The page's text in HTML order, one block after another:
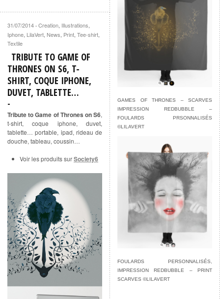
GAMES OF THRONES – SCARVES
IMPRESSION REDBUBBLE –
FOULARDS PRSONNALISÉS
©LILAVERT
FOULARDS PERSONNALISÉS,
IMPRESSION REDBUBBLE – PRINT
SCARVES ©LILAVERT
31/07/2014 · Creation, Illustrations,
Iphone, LilaVert, News, Print, Tee-shirt,
Textile
TRIBUTE TO GAME OF
THRONES ON S6, T-
SHIRT, COQUE IPHONE,
DUVET, TABLETTE…
Tribute to Game of Thrones on S6,
t-shirt, coque iphone, duvet,
tablette… portable, ipad, rideau de
douche, tableau, coussin…
Voir les produits surSociety6